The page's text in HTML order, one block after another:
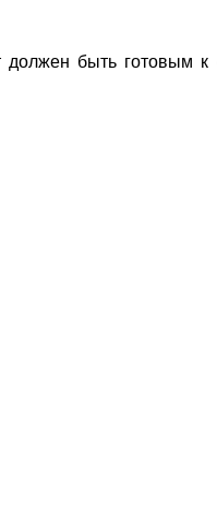
быть готовым